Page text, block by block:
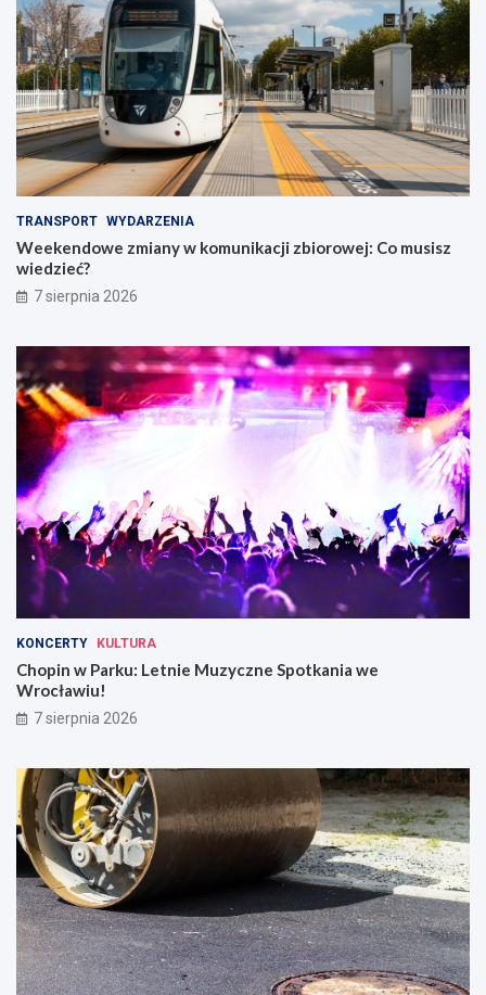
TRANSPORT WYDARZENIA
Weekendowe zmiany w komunikacji zbiorowej: Co musisz
wiedzieć?
7 sierpnia 2026
KONCERTY KULTURA
Chopin w Parku: Letnie Muzyczne Spotkania we
Wrocławiu!
7 sierpnia 2026